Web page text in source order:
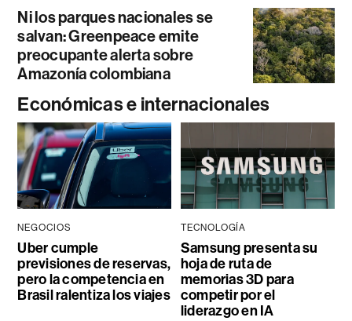
Ni los parques nacionales se
salvan: Greenpeace emite
preocupante alerta sobre
Amazonía colombiana
Económicas e internacionales
NEGOCIOS
Uber cumple
previsiones de reservas,
pero la competencia en
Brasil ralentiza los viajes
TECNOLOGÍA
Samsung presenta su
hoja de ruta de
memorias 3D para
competir por el
liderazgo en IA